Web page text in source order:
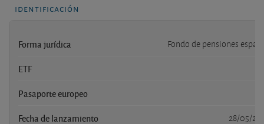
identificación
Forma jurídica Fondo de pensiones
ETF
Pasaporte europeo
Fecha de lanzamiento 28/05/